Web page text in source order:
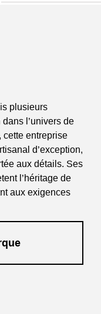
plusieurs
l’univers de
cette entreprise
d’exception,
aux détails. Ses
l’héritage de
aux exigences